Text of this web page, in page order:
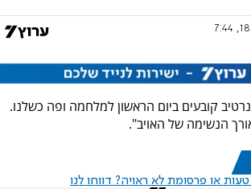
קובעים ביום הראשון למלחמה ופה כשלנו.
הנשימה של האויב".
או פרסומת לא ראויה? דווחו לנו